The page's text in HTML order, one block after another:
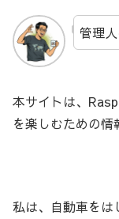
管理
本サイトは、
を楽しむための情
私は、自動車をは